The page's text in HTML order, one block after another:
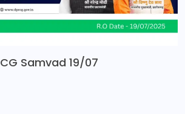
CG Samvad 19/07